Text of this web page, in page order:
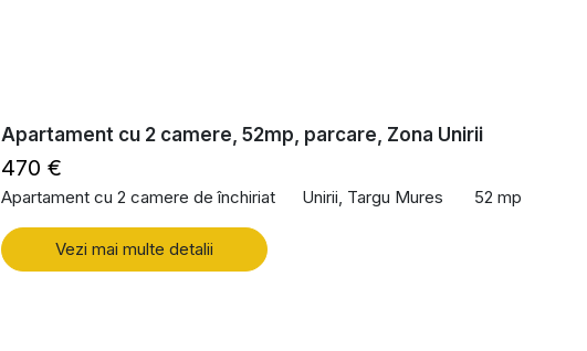
Apartament cu 2 camere, 52mp, parcare, Zona Unirii
470 €
Apartament cu 2 camere de închiriat Unirii, Targu Mures 52 mp
Vezi mai multe detalii